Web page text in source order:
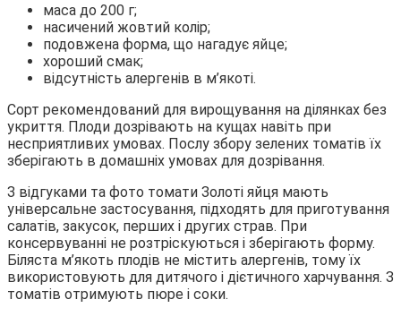
маса до 200 г;
насичений жовтий колір;
подовжена форма, що нагадує яйце;
хороший смак;
відсутність алергенів в м’якоті.
Сорт рекомендований для вирощування на ділянках без
укриття. Плоди дозрівають на кущах навіть при
несприятливих умовах. Послу збору зелених томатів їх
зберігають в домашніх умовах для дозрівання.
З відгуками та фото томати Золоті яйця мають
універсальне застосування, підходять для приготування
салатів, закусок, перших і других страв. При
консервуванні не розтріскуються і зберігають форму.
Біляста м’якоть плодів не містить алергенів, тому їх
використовують для дитячого і дієтичного харчування. З
томатів отримують пюре і соки.